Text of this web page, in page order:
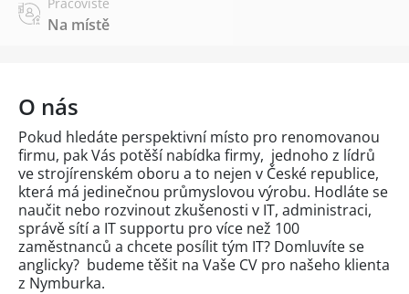
Na místě
O nás
Pokud hledáte perspektivní místo pro renomovanou
firmu, pak Vás potěší nabídka firmy, jednoho z lídrů
ve strojírenském oboru a to nejen v České republice,
která má jedinečnou průmyslovou výrobu. Hodláte se
naučit nebo rozvinout zkušenosti v IT, administraci,
správě sítí a IT supportu pro více než 100
zaměstnanců a chcete posílit tým IT? Domluvíte se
anglicky? budeme těšit na Vaše CV pro našeho klienta
z Nymburka.